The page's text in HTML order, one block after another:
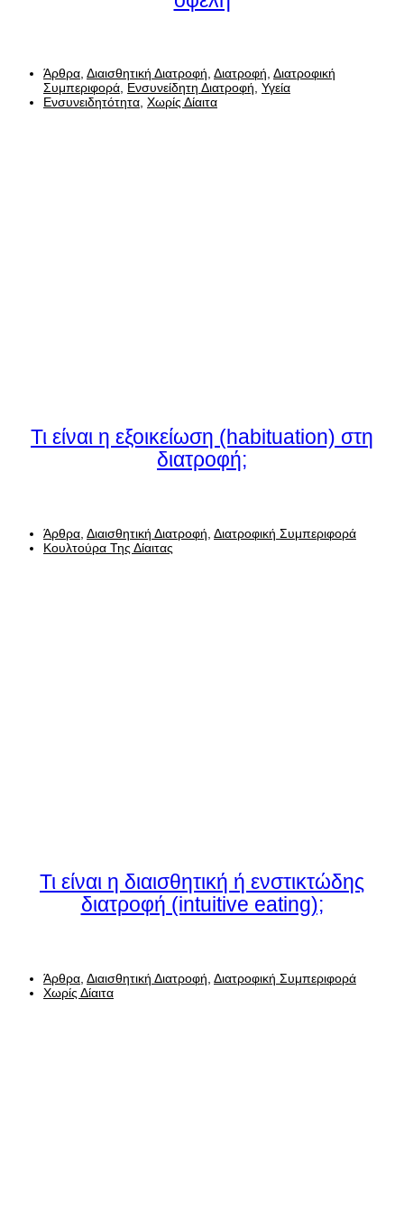
Άρθρα, Διαισθητική Διατροφή, Διατροφή, Διατροφική
Συμπεριφορά, Ενσυνείδητη Διατροφή, Υγεία
Ενσυνειδητότητα, Χωρίς Δίαιτα
Τι είναι η εξοικείωση (habituation) στη
διατροφή;
Άρθρα Διαισθητική Διατροφή Διατροφική Συμπεριφορά
Κουλτούρα Της Δίαιτας
Τι είναι η διαισθητική ή ενστικτώδης
διατροφή (intuitive eating);
Άρθρα Διαισθητική Διατροφή Διατροφική Συμπεριφορά
Χωρίς Δίαιτα